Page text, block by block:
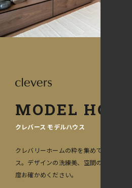
MODEL
クレバース モデルハウス
クレバリーホームの粋を集めて生み出さ
ス。デザインの洗練美、空間の広がり、
度お確かめください。